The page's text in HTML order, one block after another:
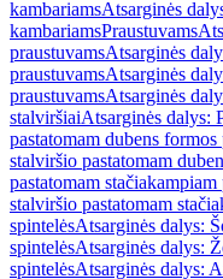
kambariamsAtsarginės
kambariamsPraustuvams
praustuvamsAtsarginės
praustuvamsAtsarginės
praustuvamsAtsarginės
stalviršiaiAtsarginės dalys:
pastatomam dubens formos
stalviršio pastatomam
pastatomam
stalviršio pastatomam
spintelėsAtsarginės dalys:
spintelėsAtsarginės dalys:
spintelėsAtsarginės dalys: